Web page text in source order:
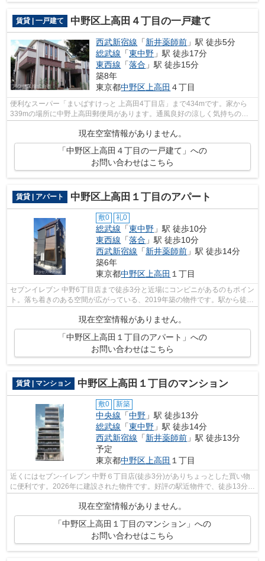
賃貸 | 一戸建て 中野区上高田４丁目の一戸建て
西武新宿線 「新井薬師前 」駅 徒歩5分
総武線 「東中野 」駅 徒歩17分
東西線 「落合 」駅 徒歩15分
築8年
東京都中野区 上高田 ４丁目
便利なスーパー「まいばすけっと 上高田4丁目店」まで434mです。家から
339mの場所に中野上高田郵便局があります。通風良好の涼しく気持ちの良
い空間をご提供いたします。アクセスが中...
現在空室情報がありません。
「中野区上高田４丁目の一戸建て」への
お問い合わせはこちら
賃貸 | アパート 中野区上高田１丁目のアパート
敷0 礼0
総武線 「東中野 」駅 徒歩10分
東西線 「落合 」駅 徒歩10分
西武新宿線 「新井薬師前 」駅 徒歩14分
築6年
東京都中野区上高田 １丁目
セブンイレブン 中野6丁目店まで徒歩3分と近場にコンビニがあるのもポイン
ト。落ち着きのある空間が広がっている、2019年築の物件です。駅から徒歩
現在空室情報がありません。
「中野区上高田１丁目のアパート」への
お問い合わせはこちら
賃貸 | マンション 中野区上高田１丁目のマンション
敷0 新築
中央線 「中野 」駅 徒歩13分
総武線 「東中野 」駅 徒歩14分
西武新宿線 「新井薬師前 」駅 徒歩13分
予定
東京都中野区 上高田 １丁目
近くにはセブン‐イレブン 中野６丁目店(徒歩3分)がありちょっとした買い物
に便利です。2026年に建設された物件です。好評の駅近物件で、徒歩13分で
のアクセスが可能です。こちらの物件...
現在空室情報がありません。
「中野区上高田１丁目のマンション」への
お問い合わせはこちら